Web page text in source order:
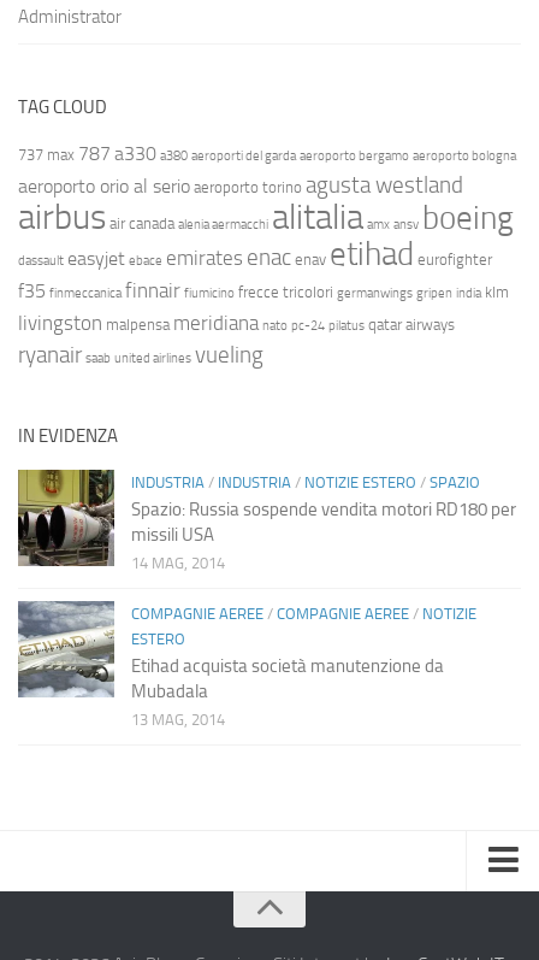
Administrator
TAG CLOUD
737 max 787 a330 a380 aeroporti del garda aeroporto bergamo aeroporto bologna
aeroporto orio al serio aeroporto torino agusta westland
airbus air canada alenia aermacchi alitalia amx ansv boeing
dassault easyjet ebace emirates enac enav etihad eurofighter
f35 finmeccanica finnair fiumicino frecce tricolori germanwings gripen india klm
livingston malpensa meridiana nato pc-24 pilatus qatar airways
ryanair saab united airlines vueling
IN EVIDENZA
INDUSTRIA / INDUSTRIA / NOTIZIE ESTERO / SPAZIO
Spazio: Russia sospende vendita motori RD180 per
missili USA
14 MAG, 2014
COMPAGNIE AEREE / COMPAGNIE AEREE / NOTIZIE
ESTERO
Etihad acquista società manutenzione da
Mubadala
13 MAG, 2014